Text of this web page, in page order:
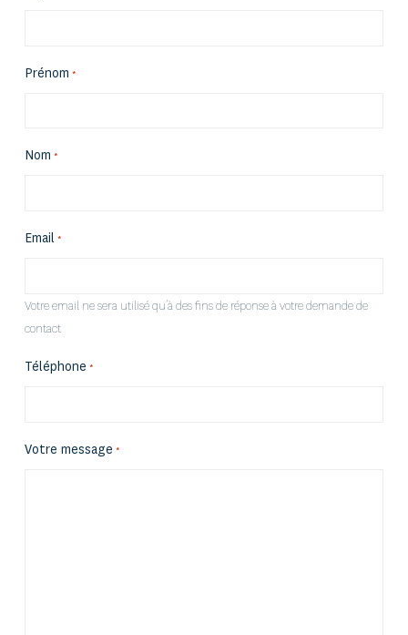
Prénom *
Nom *
Email *
Votre email ne sera utilisé qu’à des fins de réponse à votre demande de
contact
Téléphone *
Votre message *